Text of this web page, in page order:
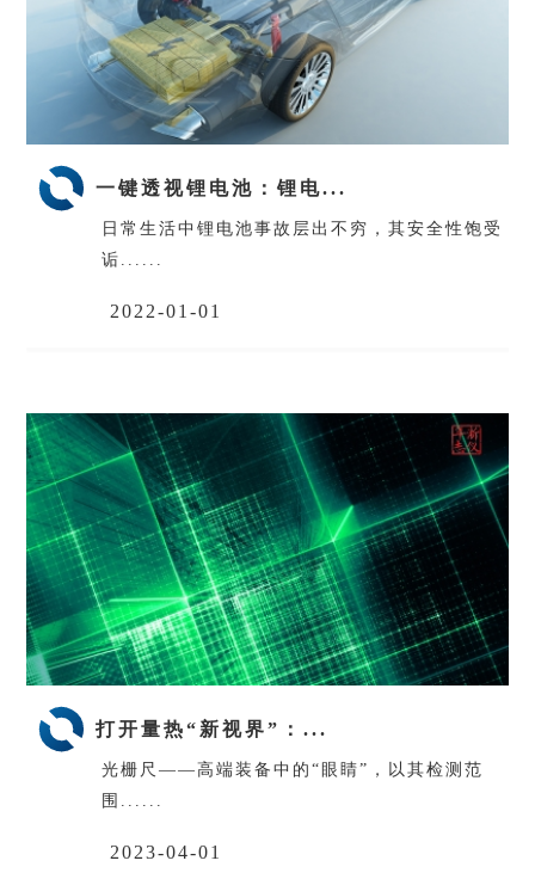
一键透视锂电池：锂电...
日常生活中锂电池事故层出不穷，其安全性饱受
诟......
2022-01-01
打开量热“新视界”：...
光栅尺——高端装备中的“眼睛”，以其检测范
围......
2023-04-01